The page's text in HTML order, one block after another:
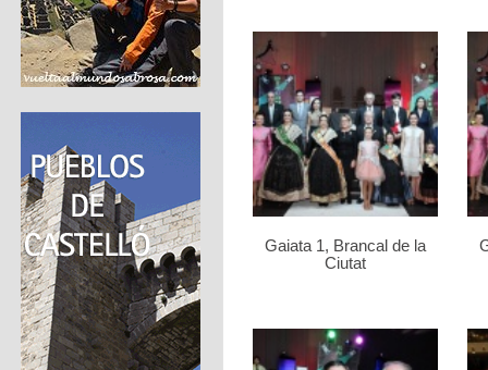
Gaiata 1, Brancal de la
Ciutat